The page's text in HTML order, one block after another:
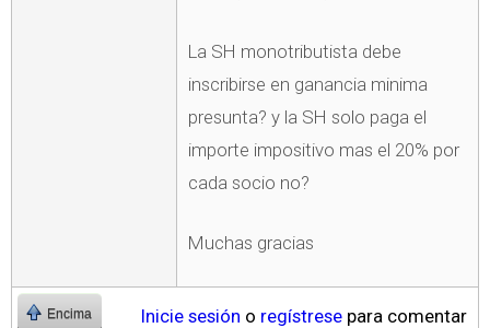
La SH monotributista debe
inscribirse en ganancia minima
presunta? y la SH solo paga el
importe impositivo mas el 20% por
cada socio no?
Muchas gracias
Encima Inicie sesión o regístrese para comentar